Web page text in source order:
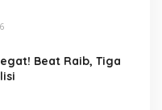
Beat Raib, Tiga